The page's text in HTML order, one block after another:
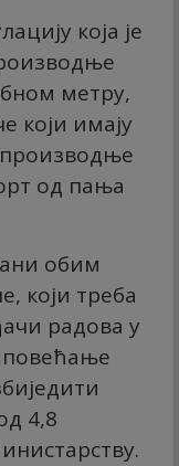
која је
метру,
који имају
од пања
обим
који треба
радова у
повећање
4,8